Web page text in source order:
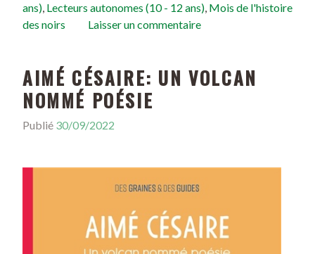
ans), Lecteurs autonomes (10 - 12 ans), Mois de l'histoire
des noirs
Laisser un commentaire
AIMÉ CÉSAIRE: UN VOLCAN
NOMMÉ POÉSIE
Publié 30/09/2022